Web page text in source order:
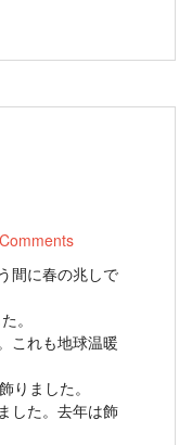
間に春の兆しで
。
これも地球温暖
りました。
した。去年は飾